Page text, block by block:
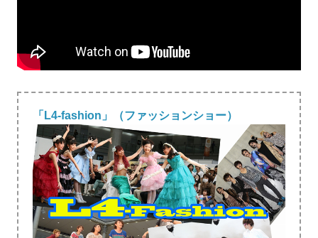
「L4-fashion」（ファッションショー）